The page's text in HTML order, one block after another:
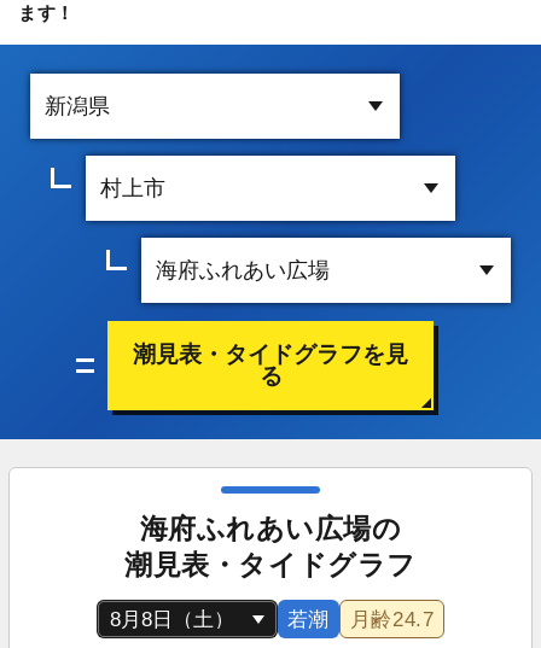
ます！
潮見表・タイドグラフを見
る
海府ふれあい広場の
潮見表・タイドグラフ
若潮 月齢24.7